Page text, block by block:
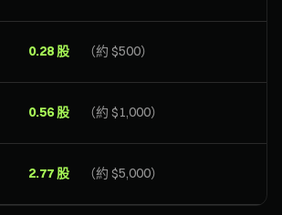
0.28 股 （約 $500）
0.56 股 （約 $1,000）
2.77 股 （約 $5,000）